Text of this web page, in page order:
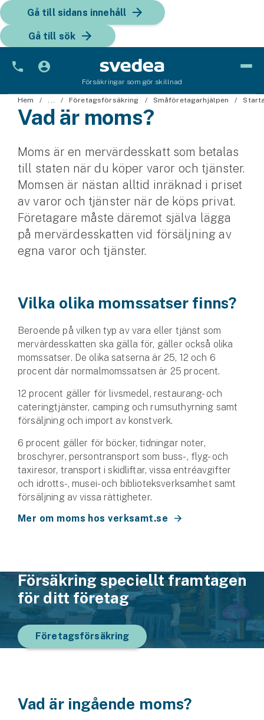
Gå till sidans innehåll
Gå till sök
Försäkringar som gör skillnad
Bil
Bilförsäkring för företag
Fordon
Snöskoterförsäkring
ATV-försäkring
Släpvagnsförsäkring
Motorcykel
Mc-försäkring
Märkesförsäkringar
Båt
Båtförsäkring
Vattenskoterförsäkring
Sportfiskarna
Kattförsäkring
Djurförsäkring
Hem & hus
Hem ... Företagsförsäkring Småföretagarhjälpen
Vad är moms?
Moms är en mervärdesskatt som betalas
till staten när du köper varor och tjänster.
Momsen är nästan alltid inräknad i priset
av varor och tjänster när de köps privat.
Företagare måste däremot själva lägga
på mervärdesskatten vid försäljning av
egna varor och tjänster.
Vilka olika momssatser finns?
Beroende på vilken typ av vara eller tjänst som
mervärdesskatten ska gälla för, gäller också olika
momssatser. De olika satserna är 25, 12 och 6
procent där normalmomssatsen är 25 procent.
12 procent gäller för livsmedel, restaurang- och
cateringtjänster, camping och rumsuthyrning samt
försäljning och import av konstverk.
6 procent gäller för böcker, tidningar noter,
broschyrer, persontransport som buss-, flyg- och
taxiresor, transport i skidliftar, vissa entréavgifter
och idrotts-, musei- och biblioteksverksamhet samt
försäljning av vissa rättigheter.
Mer om moms hos verksamt.se
Försäkring speciellt framtagen
för ditt företag
Företagsförsäkring
Vad är ingående moms?